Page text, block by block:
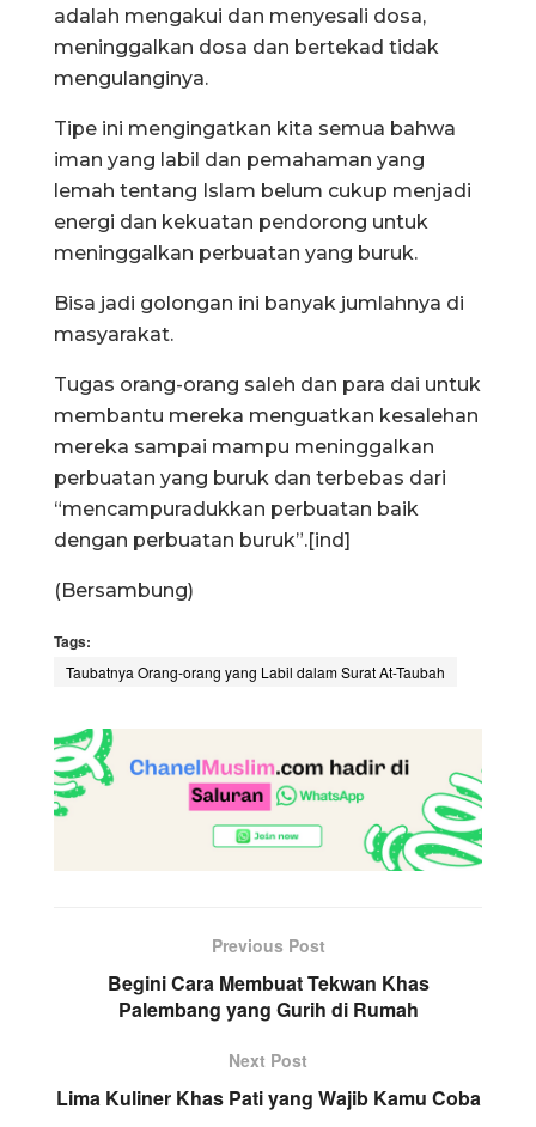
adalah mengakui dan menyesali dosa,
meninggalkan dosa dan bertekad tidak
mengulanginya.
Tipe ini mengingatkan kita semua bahwa
iman yang labil dan pemahaman yang
lemah tentang Islam belum cukup menjadi
energi dan kekuatan pendorong untuk
meninggalkan perbuatan yang buruk.
Bisa jadi golongan ini banyak jumlahnya di
masyarakat.
Tugas orang-orang saleh dan para dai untuk
membantu mereka menguatkan kesalehan
mereka sampai mampu meninggalkan
perbuatan yang buruk dan terbebas dari
“mencampuradukkan perbuatan baik
dengan perbuatan buruk”.[ind]
(Bersambung)
Tags:
Taubatnya Orang-orang yang Labil dalam Surat At-Taubah
Previous Post
Begini Cara Membuat Tekwan Khas
Palembang yang Gurih di Rumah
Next Post
Lima Kuliner Khas Pati yang Wajib Kamu Coba